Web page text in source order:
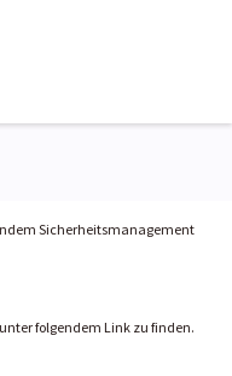
Sicherheitsmanagement
folgendem Link zu finden.